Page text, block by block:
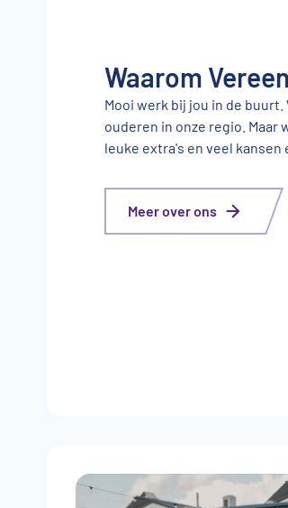
Waarom
Mooi werk bij jou in de
ouderen in onze regio.
leuke extra's en veel kansen
Meer over ons